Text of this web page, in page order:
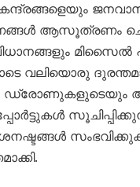
ആസൂത്രണം
മിസൈൽ
വലിയൊരു
ഡ്രോണുകളുടെയും